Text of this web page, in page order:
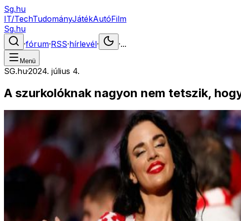
Sg.hu
IT/TechTudományJátékAutóFilm
Sg.hu
·fórum·RSS·hírlevél· ·...
Menü
SG.hu·2024. július 4.
A szurkolóknak nagyon nem tetszik,